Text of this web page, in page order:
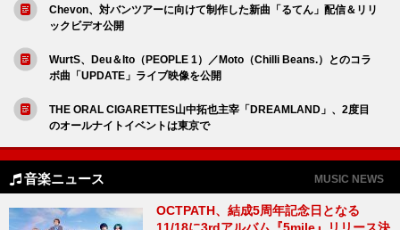
Chevon、対バンツアーに向けて制作した新曲「るてん」配信＆リリ
ックビデオ公開
WurtS、Deu＆Ito（PEOPLE 1）／Moto（Chilli Beans.）とのコラ
ボ曲「UPDATE」ライブ映像を公開
THE ORAL CIGARETTES山中拓也主宰「DREAMLAND」、2度目
のオールナイトイベントは東京で
音楽ニュース MUSIC NEWS
OCTPATH、結成5周年記念日となる